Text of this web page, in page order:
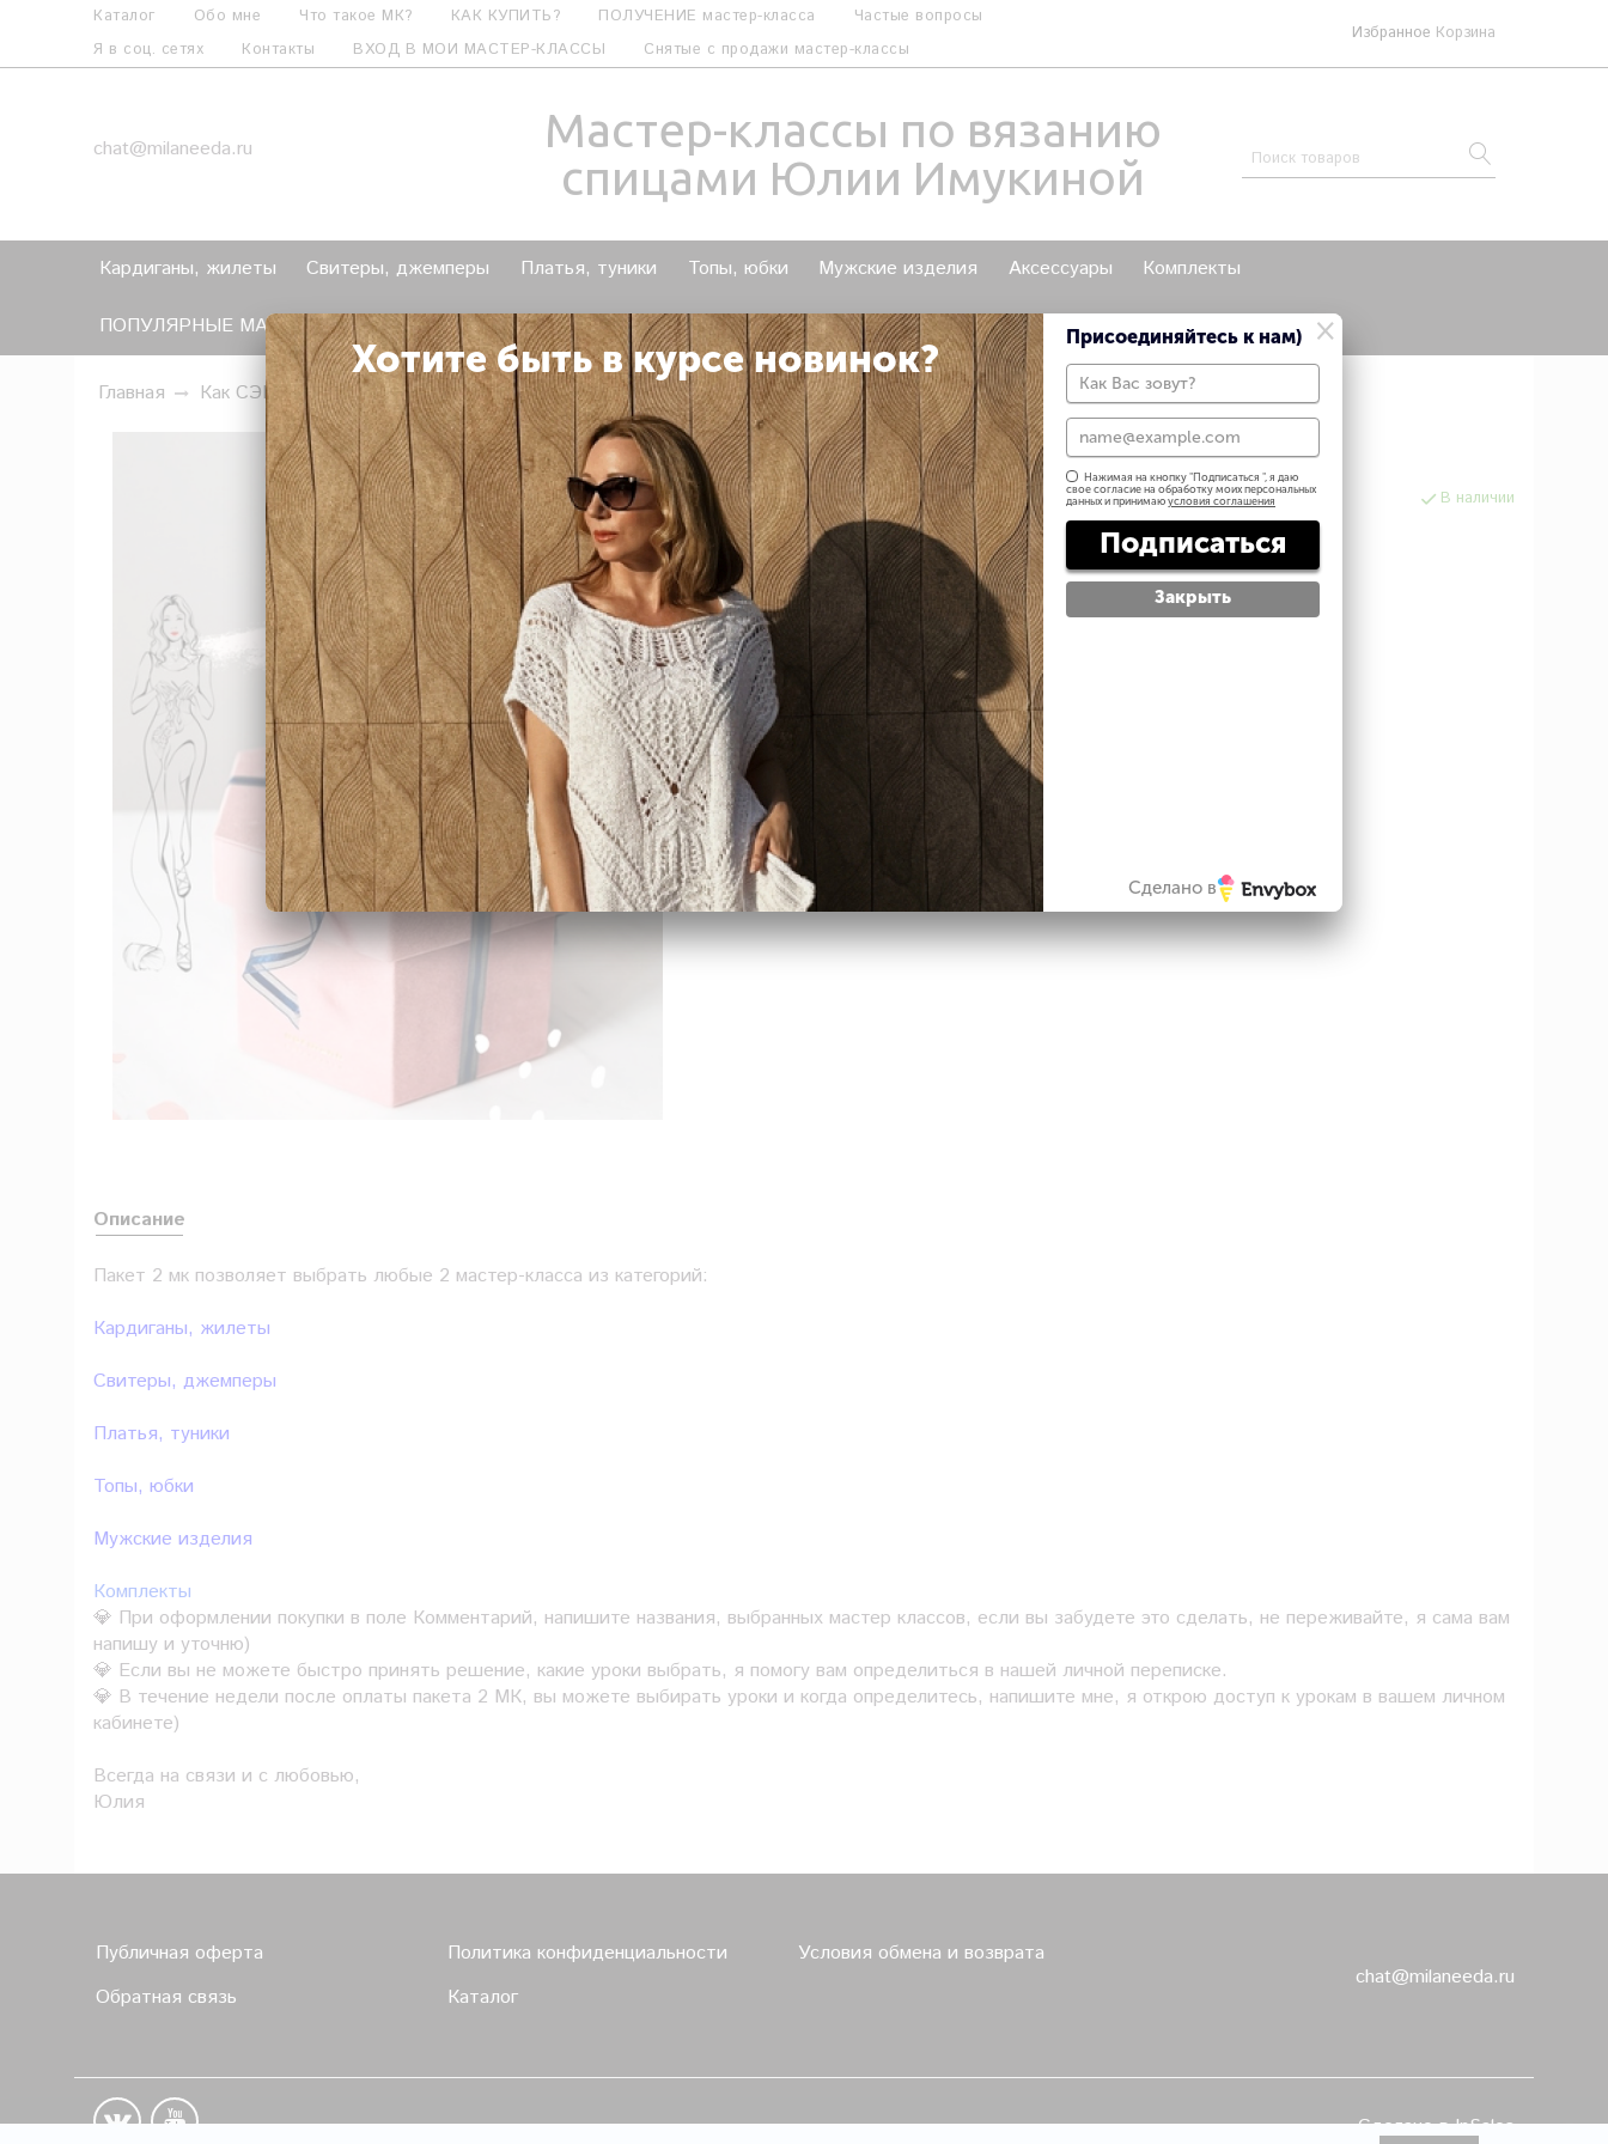
Каталог Обо мне Что такое МК? КАК КУПИТЬ? ПОЛУЧЕНИЕ мастер-класса
Частые вопросы
Я в соц. сетях
Контакты ВХОД В МОИ МАСТЕР-КЛАССЫ Снятые с продажи мастер-классы
Избранное Корзина
chat@milaneeda.ru
Мастер-классы по вязанию
спицами Юлии Имукиной
Кардиганы, жилеты Свитеры, джемперы Платья, туники Топы, юбки Мужские изделия Аксессуары Комплекты
ПОПУЛЯРНЫЕ МАСТЕР-КЛАССЫ Как СЭКОНОМИТЬ? ВЕСНА-ЛЕТО ОСЕНЬ-ЗИМА Вход в мои мастер классы
Главная Как СЭКОНОМИТЬ?
Пакет из 2 МК - Для тех, кто хочет попробовать
3 200.00 руб В наличии
В КОРЗИНУ
Описание
Пакет 2 мк позволяет выбрать любые 2 мастер-класса из категорий:
Кардиганы, жилеты
Свитеры, джемперы
Платья, туники
Топы, юбки
Мужские изделия
Комплекты
💎 При оформлении покупки в поле Комментарий, напишите названия, выбранных мастер классов, если вы забудете это сделать, не переживайте, я сама вам
напишу и уточню)
💎 Если вы не можете быстро принять решение, какие уроки выбрать, я помогу вам определиться в нашей личной переписке.
💎 В течение недели после оплаты пакета 2 МК, вы можете выбирать уроки и когда определитесь, напишите мне, я открою доступ к урокам в вашем личном
кабинете)
Всегда на связи и с любовью,
Юлия
Публичная оферта Политика конфиденциальности
Условия обмена и возврата
Обратная связь
Каталог
chat@milaneeda.ru
Сделано в InSales
Хотите быть в курсе новинок?
×
Присоединяйтесь к нам)
Нажимая на кнопку "Подписаться ", я даю
свое согласие на обработку моих персональных
данных и принимаю условия соглашения
Подписаться
Закрыть
Сделано в